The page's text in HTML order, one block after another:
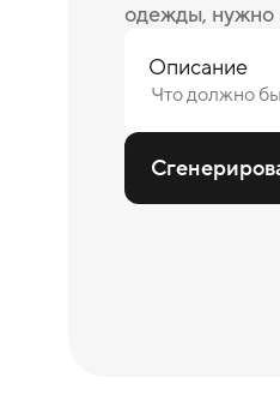
одежды, нужно
Описание